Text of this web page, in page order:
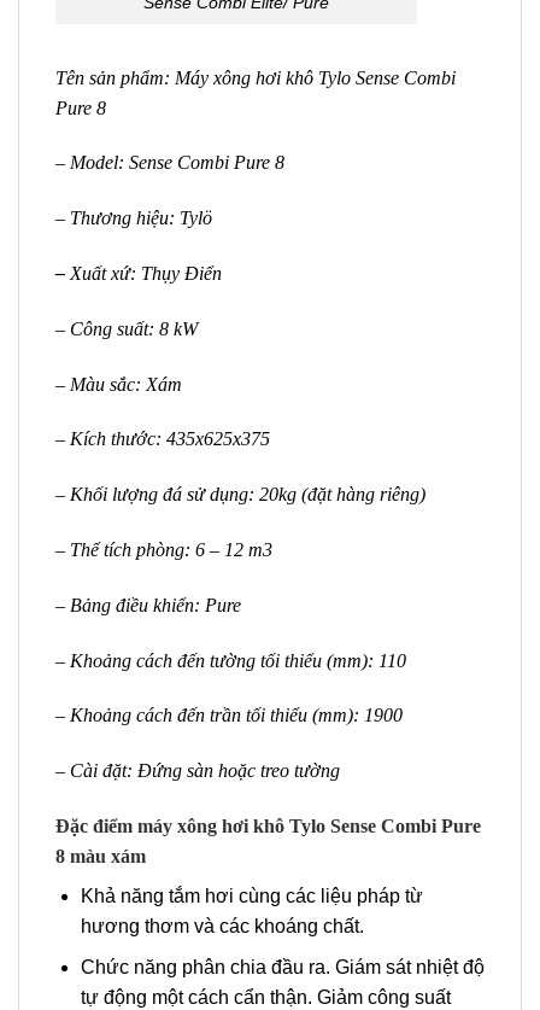
Tên sản phẩm: Máy xông hơi khô Tylo Sense Combi
Pure 8
– Model: Sense Combi Pure 8
– Thương hiệu: Tylö
– Xuất xứ: Thụy Điển
– Công suất: 8 kW
– Màu sắc: Xám
– Kích thước: 435x625x375
– Khối lượng đá sử dụng: 20kg (đặt hàng riêng)
– Thể tích phòng: 6 – 12 m3
– Bảng điều khiển: Pure
– Khoảng cách đến tường tối thiểu (mm): 110
– Khoảng cách đến trần tối thiểu (mm): 1900
– Cài đặt: Đứng sàn hoặc treo tường
Đặc điểm máy xông hơi khô Tylo Sense Combi Pure
8 màu xám
Khả năng tắm hơi cùng các liệu pháp từ
hương thơm và các khoáng chất.
Chức năng phân chia đầu ra. Giám sát nhiệt độ
tự động một cách cẩn thận. Giảm công suất